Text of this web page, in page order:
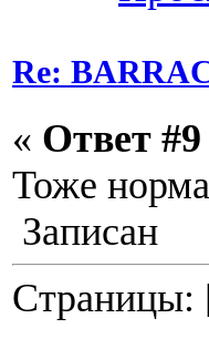
Re:
« Ответ #9
Тоже
Записан
Страницы: